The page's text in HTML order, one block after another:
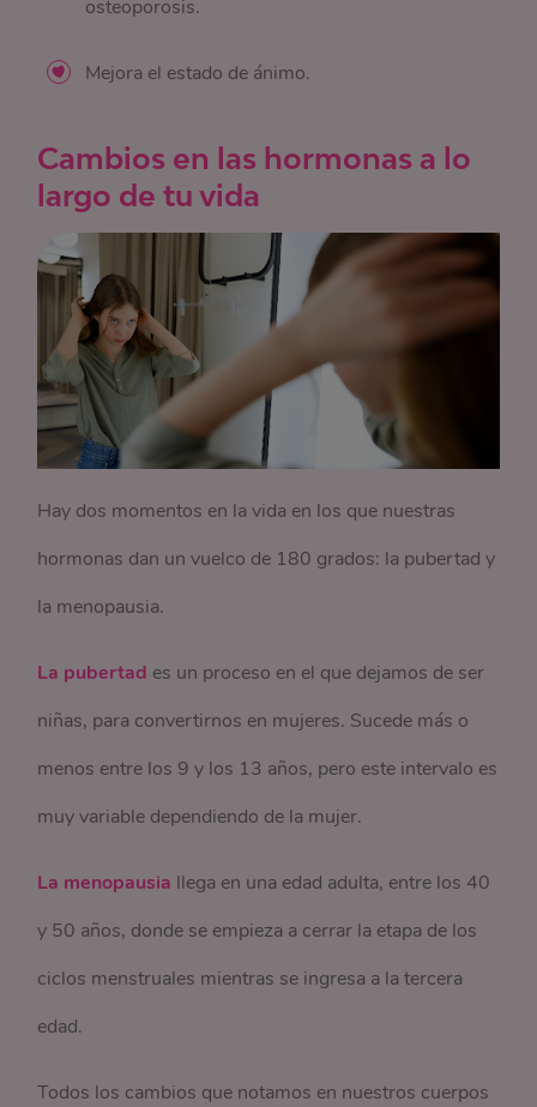
osteoporosis.
Mejora el estado de ánimo.
Cambios en las hormonas a lo
largo de tu vida
Hay dos momentos en la vida en los que nuestras
hormonas dan un vuelco de 180 grados: la pubertad y
la menopausia.
La pubertad es un proceso en el que dejamos de ser
niñas, para convertirnos en mujeres. Sucede más o
menos entre los 9 y los 13 años, pero este intervalo es
muy variable dependiendo de la mujer.
La menopausia llega en una edad adulta, entre los 40
y 50 años, donde se empieza a cerrar la etapa de los
ciclos menstruales mientras se ingresa a la tercera
edad.
Todos los cambios que notamos en nuestros cuerpos